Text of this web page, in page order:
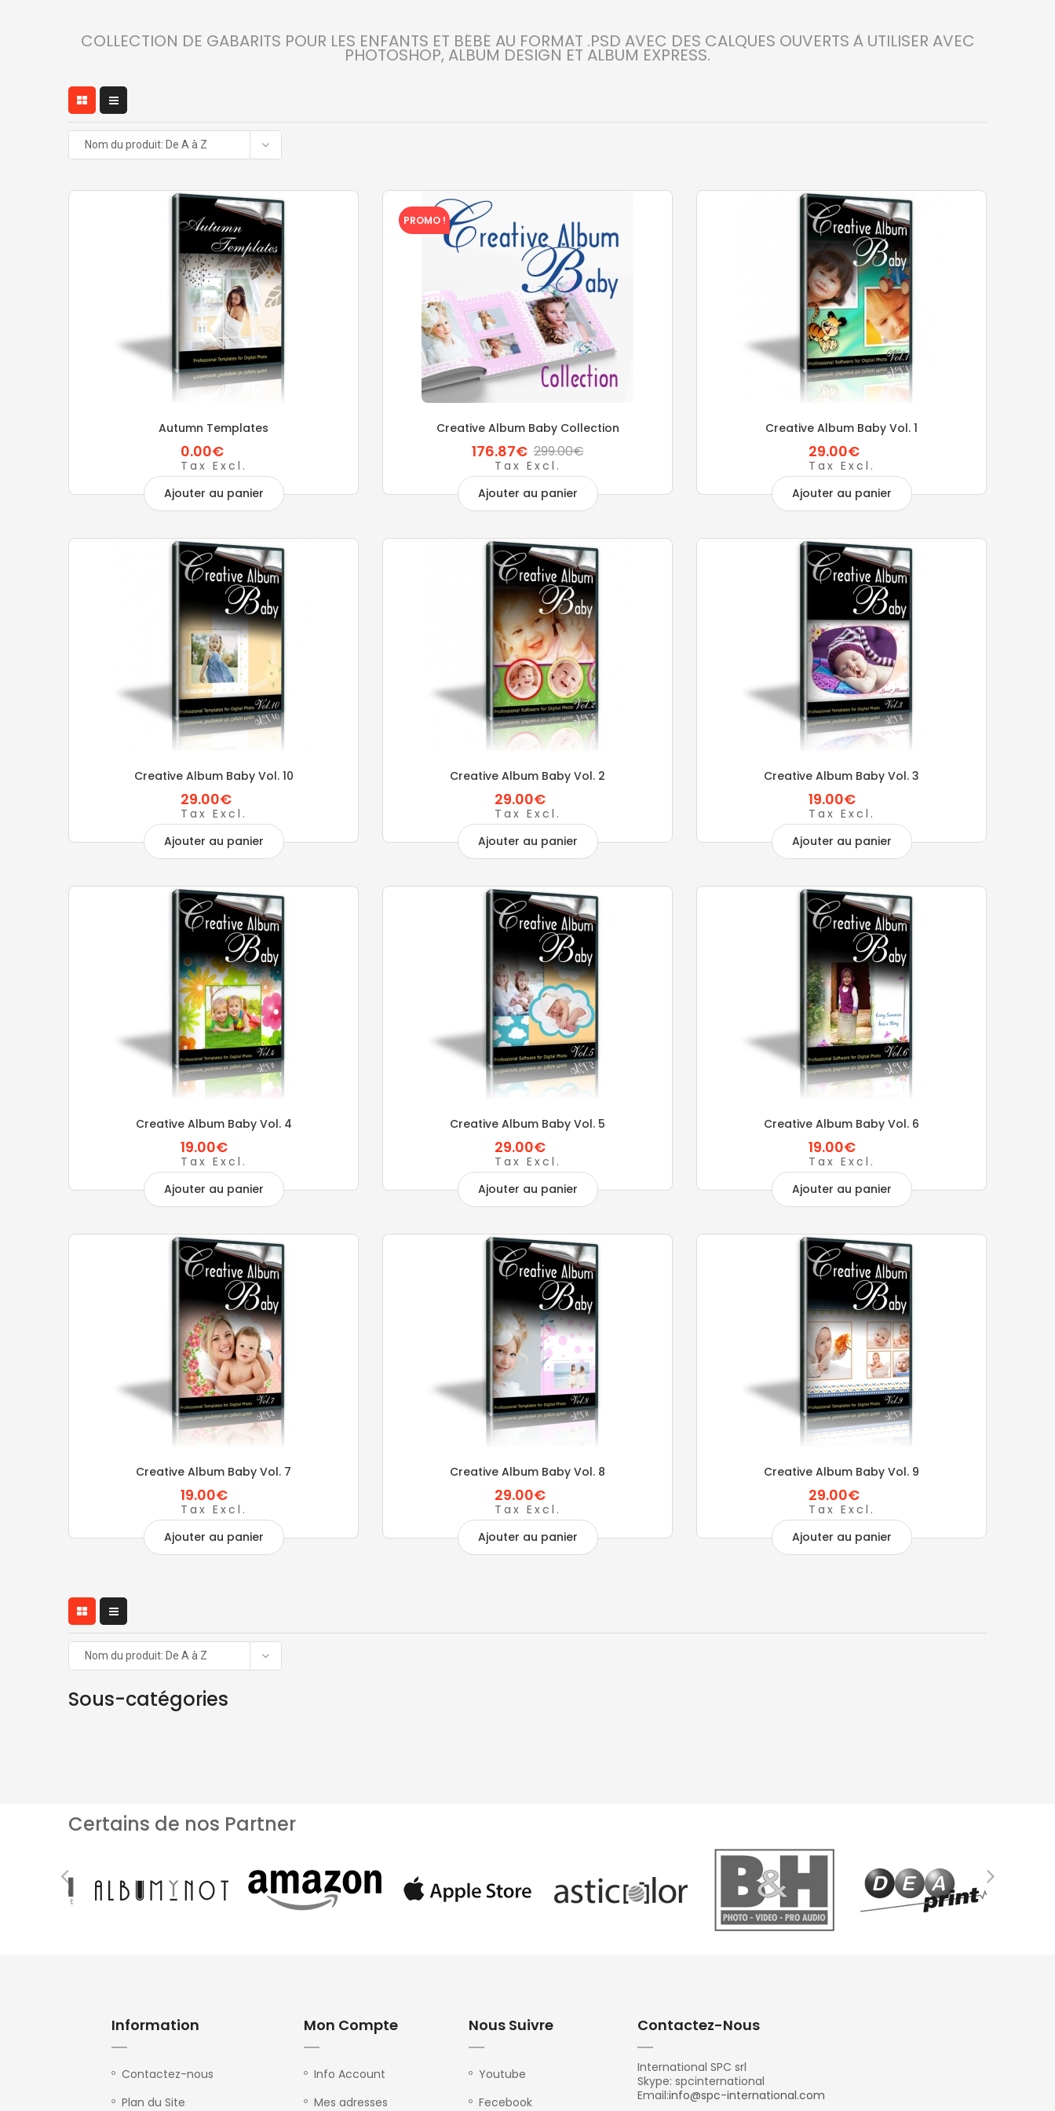
COLLECTION DE GABARITS POUR LES ENFANTS ET BÉBÉ AU FORMAT .PSD AVEC DES CALQUES OUVERTS À UTILISER AVEC
PHOTOSHOP, ALBUM DESIGN ET ALBUM EXPRESS.
Nom du produit: De A à Z
Autumn Templates
0.00€
Tax Excl.
Ajouter au panier
PROMO !
Creative Album Baby Collection
176.87€ 299.00€
Tax Excl.
Ajouter au panier
Creative Album Baby Vol. 1
29.00€
Tax Excl.
Ajouter au panier
Creative Album Baby Vol. 10
29.00€
Tax Excl.
Ajouter au panier
Creative Album Baby Vol. 2
29.00€
Tax Excl.
Ajouter au panier
Creative Album Baby Vol. 3
19.00€
Tax Excl.
Ajouter au panier
Creative Album Baby Vol. 4
19.00€
Tax Excl.
Ajouter au panier
Creative Album Baby Vol. 5
29.00€
Tax Excl.
Ajouter au panier
Creative Album Baby Vol. 6
19.00€
Tax Excl.
Ajouter au panier
Creative Album Baby Vol. 7
19.00€
Tax Excl.
Ajouter au panier
Creative Album Baby Vol. 8
29.00€
Tax Excl.
Ajouter au panier
Creative Album Baby Vol. 9
29.00€
Tax Excl.
Ajouter au panier
Nom du produit: De A à Z
Sous-catégories
Certains de nos Partner
Information
Contactez-nous
Plan du Site
Mon Compte
Info Account
Mes adresses
Nous Suivre
Youtube
Fecebook
Contactez-Nous
International SPC srl
Skype: spcinternational
Email:info@spc-international.com